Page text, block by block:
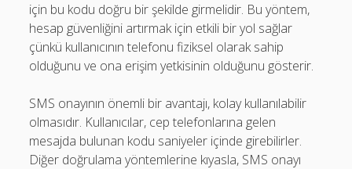
için bu kodu doğru bir şekilde girmelidir. Bu yöntem,
hesap güvenliğini artırmak için etkili bir yol sağlar
çünkü kullanıcının telefonu fiziksel olarak sahip
olduğunu ve ona erişim yetkisinin olduğunu gösterir.
SMS onayının önemli bir avantajı, kolay kullanılabilir
olmasıdır. Kullanıcılar, cep telefonlarına gelen
mesajda bulunan kodu saniyeler içinde girebilirler.
Diğer doğrulama yöntemlerine kıyasla, SMS onayı